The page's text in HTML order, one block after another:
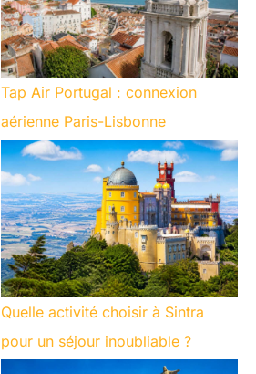
Tap Air Portugal : connexion
aérienne Paris-Lisbonne
Quelle activité choisir à Sintra
pour un séjour inoubliable ?